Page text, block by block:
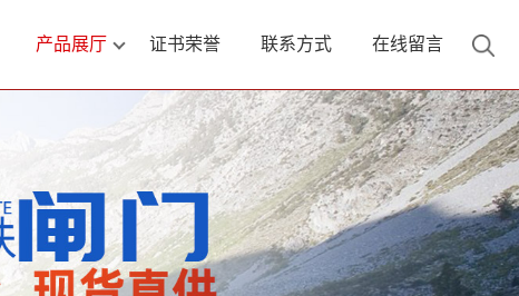
产品展厅 证书荣誉 联系方式 在线留言